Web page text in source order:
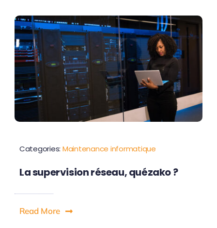
Contactez-nous
Categories: Maintenance informatique
La supervision réseau, quézako ?
Read More